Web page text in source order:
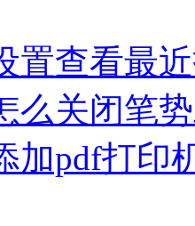
置查看最
么关闭笔
加pdf打印